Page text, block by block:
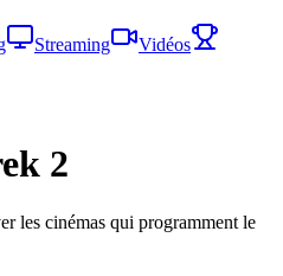
Streaming
Vidéos
2
les cinémas qui programment le